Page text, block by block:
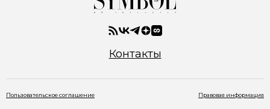
Контакты
Пользовательское соглашение Правовая информация